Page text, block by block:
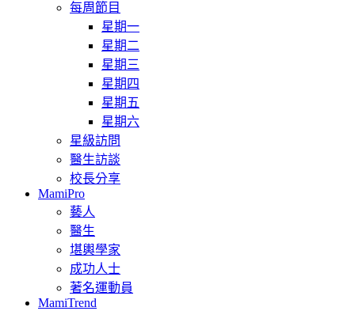
每周節目
星期一
星期二
星期三
星期四
星期五
星期六
星級訪問
醫生訪談
校長分享
MamiPro
藝人
醫生
堪輿學家
成功人士
著名運動員
MamiTrend